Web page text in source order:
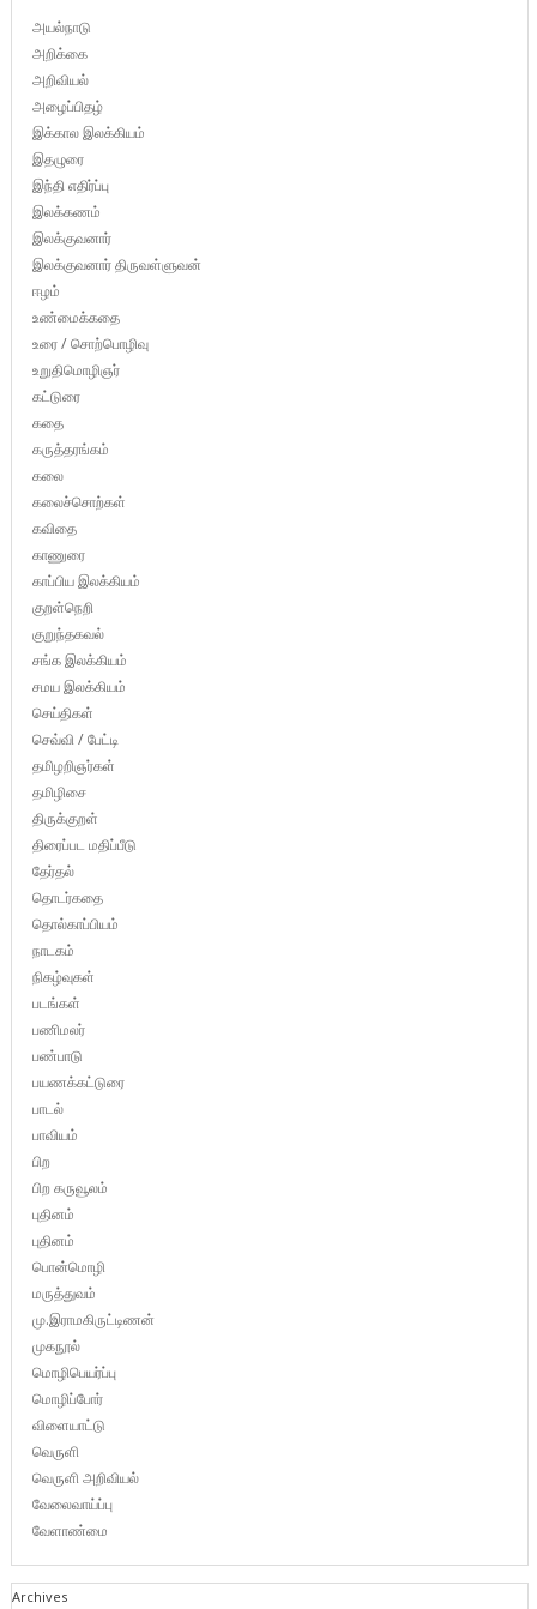
அயல்நாடு
அறிக்கை
அறிவியல்
அழைப்பிதழ்
இக்கால இலக்கியம்
இதழுரை
இந்தி எதிர்ப்பு
இலக்கணம்
இலக்குவனார்
இலக்குவனார் திருவள்ளுவன்
ஈழம்
உண்மைக்கதை
உரை / சொற்பொழிவு
உறுதிமொழிஞர்
கட்டுரை
கதை
கருத்தரங்கம்
கலை
கலைச்சொற்கள்
கவிதை
காணுரை
காப்பிய இலக்கியம்
குறள்நெறி
குறுந்தகவல்
சங்க இலக்கியம்
சமய இலக்கியம்
செய்திகள்
செவ்வி / பேட்டி
தமிழறிஞர்கள்
தமிழிசை
திருக்குறள்
திரைப்பட மதிப்பீடு
தேர்தல்
தொடர்கதை
தொல்காப்பியம்
நாடகம்
நிகழ்வுகள்
படங்கள்
பணிமலர்
பண்பாடு
பயணக்கட்டுரை
பாடல்
பாவியம்
பிற
பிற கருவூலம்
புதினம்
புதினம்
பொன்மொழி
மருத்துவம்
மு.இராமகிருட்டிணன்
முகநூல்
மொழிபெயர்ப்பு
மொழிப்போர்
விளையாட்டு
வெருளி
வெருளி அறிவியல்
வேலைவாய்ப்பு
வேளாண்மை
Archives